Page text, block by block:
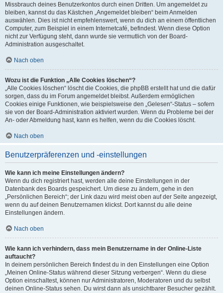
Missbrauch deines Benutzerkontos durch einen Dritten. Um angemeldet zu
bleiben, kannst du das Kästchen „Angemeldet bleiben“ beim Anmelden
auswählen. Dies ist nicht empfehlenswert, wenn du dich an einem öffentlichen
Computer, zum Beispiel in einem Internetcafé, befindest. Wenn diese Option
nicht zur Verfügung steht, dann wurde sie vermutlich von der Board-
Administration ausgeschaltet.
Nach oben
Wozu ist die Funktion „Alle Cookies löschen“?
„Alle Cookies löschen“ löscht die Cookies, die phpBB erstellt hat und die dafür
sorgen, dass du im Forum angemeldet bleibst. Außerdem ermöglichen
Cookies einige Funktionen, wie beispielsweise den „Gelesen“-Status – sofern
sie von der Board-Administration aktiviert wurden. Wenn du Probleme bei der
An- oder Abmeldung hast, kann es helfen, wenn du die Cookies löscht.
Nach oben
Benutzerpräferenzen und -einstellungen
Wie kann ich meine Einstellungen ändern?
Wenn du dich registriert hast, werden alle deine Einstellungen in der
Datenbank des Boards gespeichert. Um diese zu ändern, gehe in den
„Persönlichen Bereich“; der Link dazu wird meist oben auf der Seite angezeigt,
wenn du auf deinen Benutzernamen klickst. Dort kannst du alle deine
Einstellungen ändern.
Nach oben
Wie kann ich verhindern, dass mein Benutzername in der Online-Liste
auftaucht?
In deinem persönlichen Bereich findest du in den Einstellungen eine Option
„Meinen Online-Status während dieser Sitzung verbergen“. Wenn du diese
Option einschaltest, können nur Administratoren, Moderatoren und du selbst
deinen Online-Status sehen. Du wirst dann als unsichtbarer Besucher gezählt.